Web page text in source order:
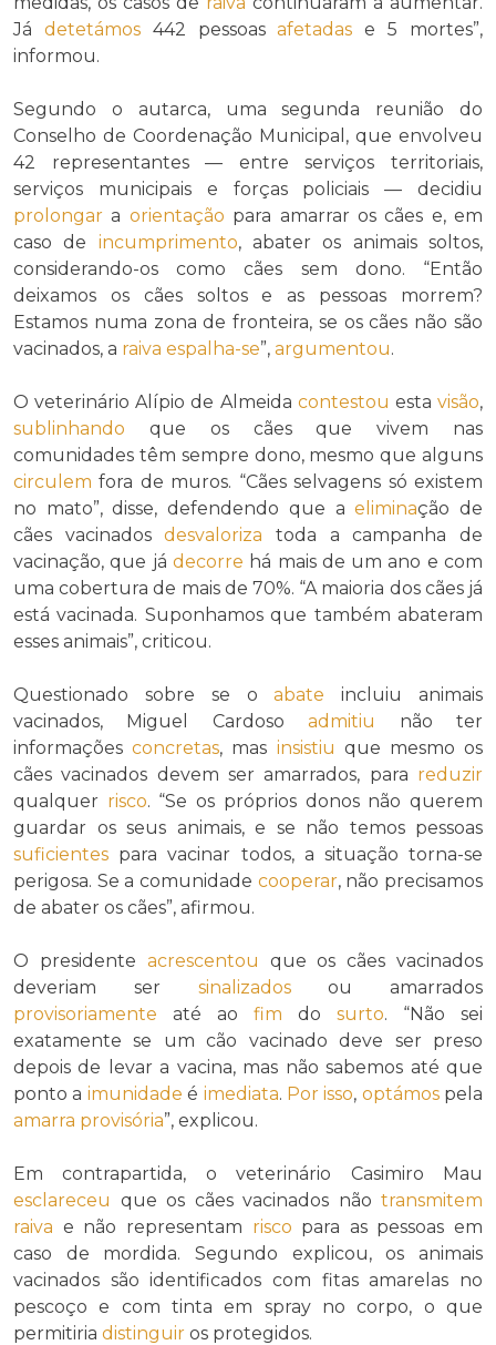
Já detetámos442 pessoasafetadas e 5 mortes”,
informou.
Segundo o autarca, uma segunda reunião do
Conselho de Coordenação Municipal, que envolveu
42 representantes — entre serviços territoriais,
serviços municipais e forças policiais — decidiu
prolongar a orientação para amarrar os cães e, em
caso de incumprimento, abater os animais soltos,
considerando-os como cães sem dono. “Então
deixamos os cães soltos e as pessoas morrem?
Estamos numa zona de fronteira, se os cães não são
vacinados, a raiva espalha-se”, argumentou.
O veterinário Alípio de Almeida contestou estavisão,
sublinhando que os cães que vivem nas
comunidades têm sempre dono, mesmo que alguns
circulem fora de muros. “Cães selvagens só existem
no mato”, disse, defendendo que aeliminação de
cães vacinadosdesvaloriza toda a campanha de
vacinação, que já decorre há mais de um ano e com
uma cobertura de mais de 70%. “A maioria dos cães já
está vacinada. Suponhamos que também abateram
esses animais”, criticou.
Questionado sobre se oabate incluiu animais
vacinados, Miguel Cardosoadmitiu
não ter
informaçõesconcretas, mas insistiu que mesmo os
cães vacinados devem ser amarrados, para reduzir
qualquer risco. “Se os próprios donos não querem
guardar os seus animais, e se não temos pessoas
suficientes para vacinar todos, a situação torna-se
perigosa. Se a comunidade cooperar, não precisamos
de abater os cães”, afirmou.
O presidente acrescentou que os cães vacinados
deveriam ser sinalizadosou amarrados
provisoriamente até ao fim do surto. “Não sei
exatamente se um cão vacinado deve ser preso
depois de levar a vacina, mas não sabemos até que
ponto a imunidade é imediata. Por isso, optámospela
amarra provisória”, explicou.
Em contrapartida, o veterinário Casimiro Mau
esclareceu que os cães vacinados não transmitem
raiva e não representam risco para as pessoas em
caso de mordida. Segundo explicou, os animais
vacinados são identificados com fitas amarelas no
pescoço e com tinta em spray no corpo, o que
permitiria distinguir os protegidos.